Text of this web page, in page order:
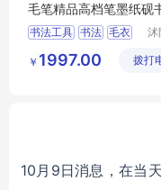
毛笔精品高档笔墨纸砚
专用成人专业
书法工具 书法 毛衣
沭
子
￥ 1997.00 拨打
10月9日消息，在当